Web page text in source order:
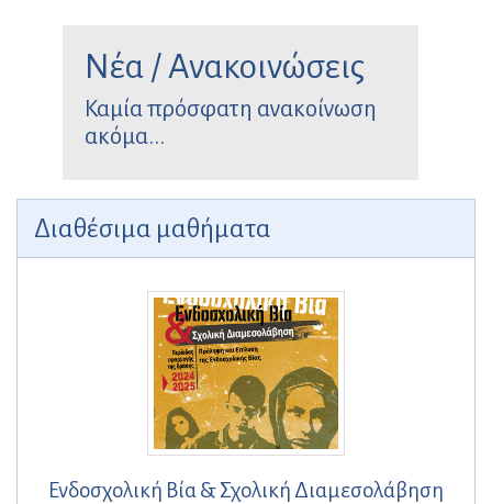
Νέα / Ανακοινώσεις
Καμία πρόσφατη ανακοίνωση
ακόμα...
Διαθέσιμα μαθήματα
Ενδοσχολική Βία & Σχολική Διαμεσολάβηση